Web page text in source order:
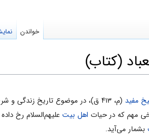
(کتاب)
مفید (م، ۴۱۳ ق)، در موضوع تاریخ زندگی و شرح حال
مهم كه در حيات اهل بيت علیهم‌السلام رخ
بشمار می‌آید.
خواندن